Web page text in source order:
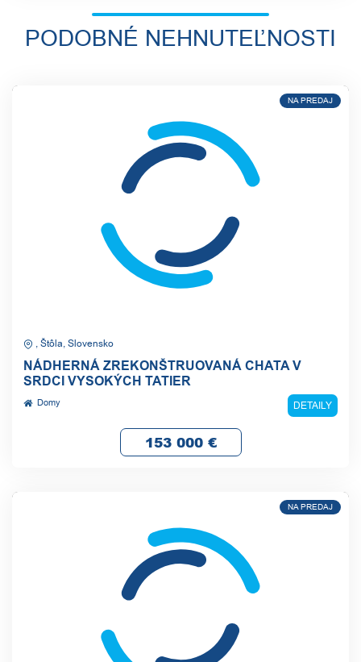
PODOBNÉ NEHNUTEĽNOSTI
NA PREDAJ
, Štôla, Slovensko
NÁDHERNÁ ZREKONŠTRUOVANÁ CHATA V
SRDCI VYSOKÝCH TATIER
Domy DETAILY
153 000 €
NA PREDAJ